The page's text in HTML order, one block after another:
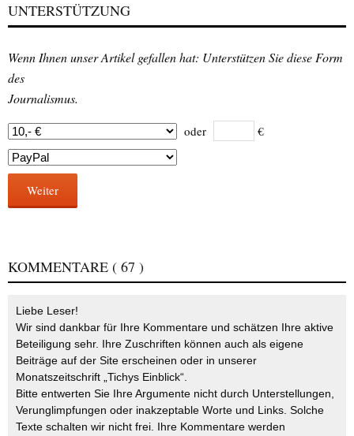
UNTERSTÜTZUNG
Wenn Ihnen unser Artikel gefallen hat: Unterstützen Sie diese Form
des
Journalismus.
oder €
Weiter
KOMMENTARE ( 67 )
Liebe Leser!
Wir sind dankbar für Ihre Kommentare und schätzen Ihre aktive
Beteiligung sehr. Ihre Zuschriften können auch als eigene
Beiträge auf der Site erscheinen oder in unserer
Monatszeitschrift „Tichys Einblick“.
Bitte entwerten Sie Ihre Argumente nicht durch Unterstellungen,
Verunglimpfungen oder inakzeptable Worte und Links. Solche
Texte schalten wir nicht frei. Ihre Kommentare werden